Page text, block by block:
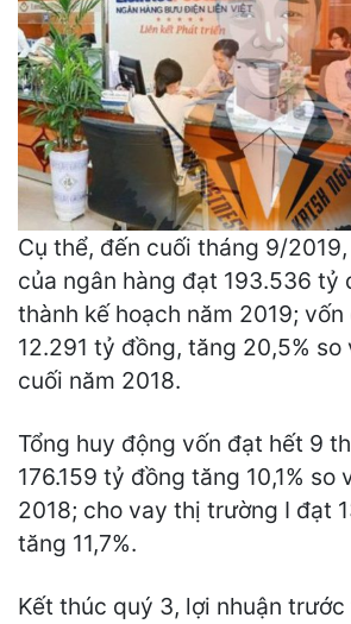
Cụ thể, đến cuối tháng 9/
của ngân hàng đạt 193.536 tỷ
thành kế hoạch năm 2019;
12.291 tỷ đồng, tăng 20,5%
cuối năm 2018.
Tổng huy động vốn đạt hết 9
176.159 tỷ đồng tăng 10,1% so
2018; cho vay thị trường I đạt
tăng 11,7%.
Kết thúc quý 3, lợi nhuận